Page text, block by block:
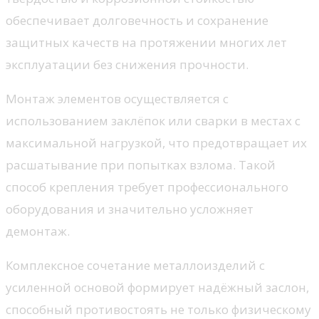
обеспечивает долговечность и сохранение
защитных качеств на протяжении многих лет
эксплуатации без снижения прочности.
Монтаж элементов осуществляется с
использованием заклёпок или сварки в местах с
максимальной нагрузкой, что предотвращает их
расшатывание при попытках взлома. Такой
способ крепления требует профессионального
оборудования и значительно усложняет
демонтаж.
Комплексное сочетание металлоизделий с
усиленной основой формирует надёжный заслон,
способный противостоять не только физическому